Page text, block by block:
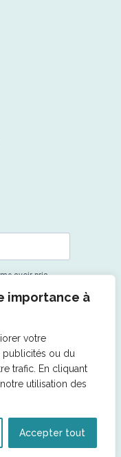
importance à
votre
publicités ou du
trafic. En cliquant
utilisation des
Accepter tout
avoir pris
cliquant sur le
- Tous droits